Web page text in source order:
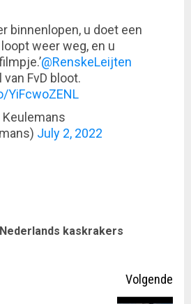
binnenlopen, u doet een
weer weg, en u
@RenskeLeijten
van FvD bloot.
YiFcwoZENL
July 2, 2022
kaskrakers
Volgende